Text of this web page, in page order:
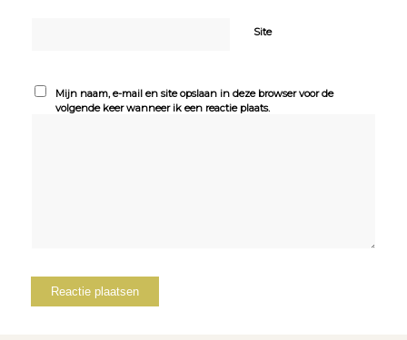
Site
Mijn naam, e-mail en site opslaan in deze browser voor de
volgende keer wanneer ik een reactie plaats.